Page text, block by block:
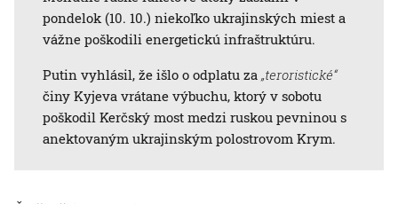
pondelok (10. 10.) niekoľko ukrajinských miest a
vážne poškodili energetickú infraštruktúru.
Putin vyhlásil, že išlo o odplatu za „teroristické“
činy Kyjeva vrátane výbuchu, ktorý v sobotu
poškodil Kerčský most medzi ruskou pevninou s
anektovaným ukrajinským polostrovom Krym.